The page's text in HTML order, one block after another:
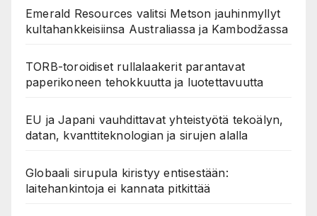
Emerald Resources valitsi Metson jauhinmyllyt
kultahankkeisiinsa Australiassa ja Kambodžassa
TORB-toroidiset rullalaakerit parantavat
paperikoneen tehokkuutta ja luotettavuutta
EU ja Japani vauhdittavat yhteistyötä tekoälyn,
datan, kvanttiteknologian ja sirujen alalla
Globaali sirupula kiristyy entisestään:
laitehankintoja ei kannata pitkittää